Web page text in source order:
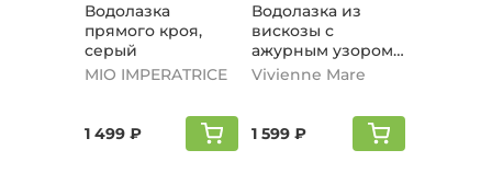
Водолазка
прямого кроя,
серый
MIO IMPERATRICE
1 499 ₽
Водолазка из
вискозы с
ажурным узором,
черный
Vivienne Mare
1 599 ₽